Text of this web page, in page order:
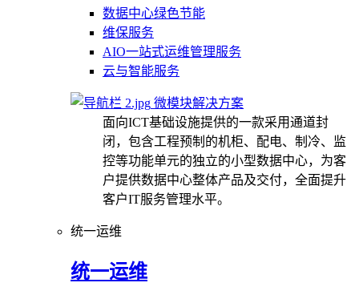
数据中心绿色节能
维保服务
AIO一站式运维管理服务
云与智能服务
微模块解决方案
面向ICT基础设施提供的一款采用通道封
闭，包含工程预制的机柜、配电、制冷、监
控等功能单元的独立的小型数据中心，为客
户提供数据中心整体产品及交付，全面提升
客户IT服务管理水平。
统一运维
统一运维